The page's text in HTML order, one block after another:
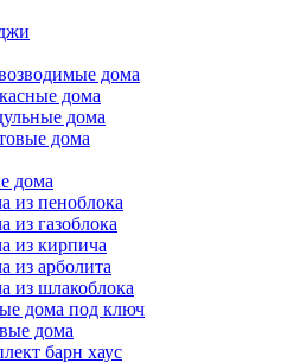
дома
дома
дома
дома
дома
из пеноблока
из газоблока
из кирпича
из арболита
из шлакоблока
дома под ключ
дома
барн хаус